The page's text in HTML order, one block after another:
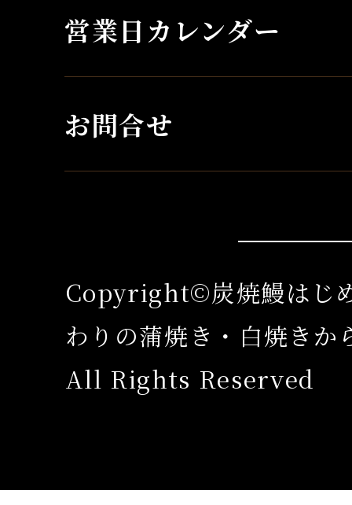
営業日カレンダー
お問合せ
Copyright©炭焼鰻はじ
わりの蒲焼き・白焼きか
All Rights Reserved